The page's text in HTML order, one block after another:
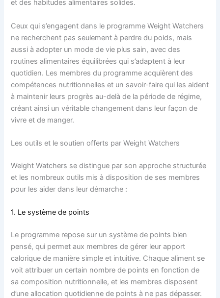
et des habitudes alimentaires solides.
Ceux qui s’engagent dans le programme Weight Watchers
ne recherchent pas seulement à perdre du poids, mais
aussi à adopter un mode de vie plus sain, avec des
routines alimentaires équilibrées qui s’adaptent à leur
quotidien. Les membres du programme acquièrent des
compétences nutritionnelles et un savoir-faire qui les aident
à maintenir leurs progrès au-delà de la période de régime,
créant ainsi un véritable changement dans leur façon de
vivre et de manger.
Les outils et le soutien offerts par Weight Watchers
Weight Watchers se distingue par son approche structurée
et les nombreux outils mis à disposition de ses membres
pour les aider dans leur démarche :
1. Le système de points
Le programme repose sur un système de points bien
pensé, qui permet aux membres de gérer leur apport
calorique de manière simple et intuitive. Chaque aliment se
voit attribuer un certain nombre de points en fonction de
sa composition nutritionnelle, et les membres disposent
d’une allocation quotidienne de points à ne pas dépasser.